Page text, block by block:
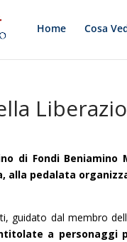
Home Cosa
di Fondi Beniamino
alla pedalata
guidato dal membro
a personaggi